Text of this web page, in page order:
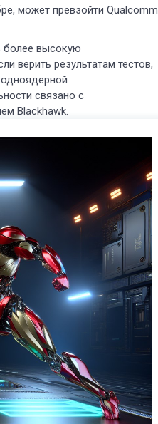
может превзойти Qualcomm
более высокую
верить результатам тестов,
связано с
Blackhawk.